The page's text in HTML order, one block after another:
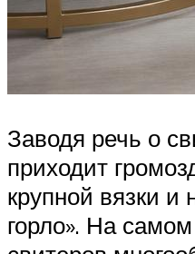
Заводя речь о
приходит
крупной вязки и
горло». На